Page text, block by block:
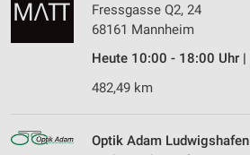
Fressgasse Q2, 24
68161 Mannheim
Heute 10:00 - 18:00 Uhr |
482,49 km
Optik Adam Ludwigshafen